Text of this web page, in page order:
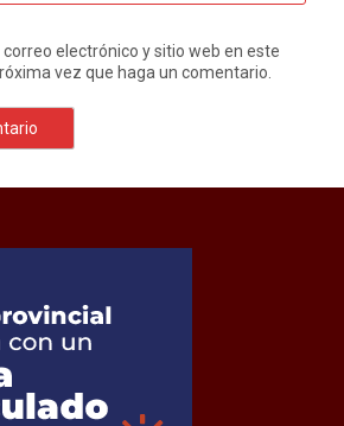
electrónico y sitio web en este
vez que haga un comentario.